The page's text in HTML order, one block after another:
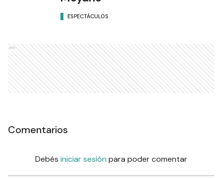
ESPECTÁCULOS
Ads
Comentarios
Debés iniciar sesión para poder comentar